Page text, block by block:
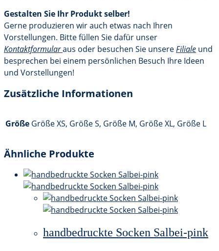
Gestalten Sie Ihr Produkt selber!
Gerne produzieren wir auch etwas nach Ihren
Vorstellungen. Bitte füllen Sie dafür unser
Kontaktformularaus oder besuchen Sie unsereFiliale und
besprechen bei einem persönlichen Besuch Ihre Ideen
und Vorstellungen!
Zusätzliche Informationen
Größe Größe XS, Größe S, Größe M, Größe XL, Größe L
Ähnliche Produkte
handbedruckte Socken Salbei-pink